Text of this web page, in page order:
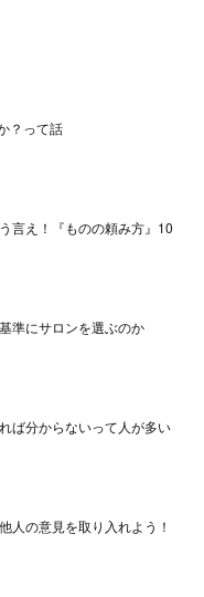
？って話
言え！『ものの頼み方』10
準にサロンを選ぶのか
ば分からないって人が多い
人の意見を取り入れよう！